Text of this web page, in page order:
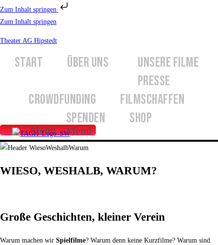
Zum Inhalt springen
Zum Inhalt springen
Theater AG Hipstedt
START ÜBER UNS
UNSERE FILME
PRESSE
CROWDFUNDING
FILMSCHAFFEN
SPENDEN
SHOP
Menü Menü
WIESO, WESHALB, WARUM?
Große Geschichten, kleiner Verein
Warum machen wir Spielfilme? Warum denn keine Kurzfilme? Warum sind